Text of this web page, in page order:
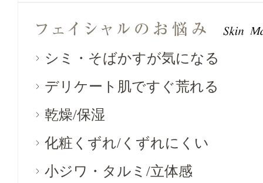
シミ・そばかすが気になる
デリケート肌ですぐ荒れる
乾燥/保湿
化粧くずれ/くずれにくい
小ジワ・タルミ/立体感